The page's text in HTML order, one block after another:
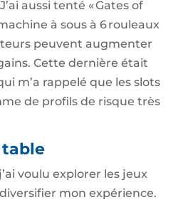
aussi tenté « Gates of
à sous à 6 rouleaux
peuvent augmenter
Cette dernière était
m’a rappelé que les slots
de profils de risque très
table
voulu explorer les jeux
mon expérience.